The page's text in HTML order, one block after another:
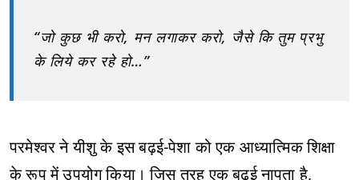
“जो कुछ भी करो, मन लगाकर करो, जैसे कि तुम प्रभु
के लिये कर रहे हो…”
परमेश्वर ने यीशु के इस बढ़ई-पेशा को एक आध्यात्मिक शिक्षा
के रूप में उपयोग किया। जिस तरह एक बढ़ई नापता है,